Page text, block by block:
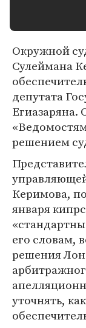
Окружной
Сулеймана
депутата
Егиазаряна.
решением
Керимова,
января
его словам,
решения
уточнять,